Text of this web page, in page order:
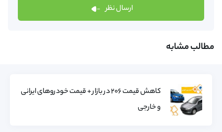
ارسال نظر
مطالب مشابه
کاهش قیمت ۲۰۶ در بازار + قیمت خودروهای ایرانی
و خارجی